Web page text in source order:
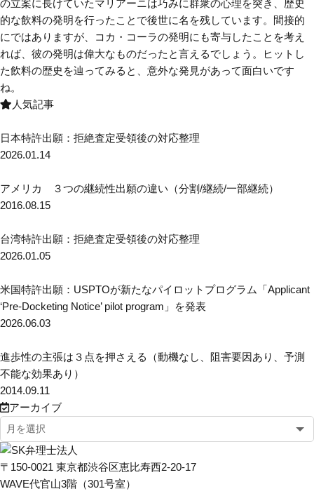
の立案に長けていたマリアーニは巧みに群衆の心理を突き、歴史
的な飲料の発明を行ったことで後世に名を残しています。間接的
にではありますが、コカ・コーラの発明にも寄与したことを考え
れば、彼の発明は偉大なものだったと言えるでしょう。ヒットし
た飲料の歴史を辿ってみると、意外な発見があって面白いです
ね。
人気記事
日本特許出願：拒絶査定受領後の対応整理
2026.01.14
アメリカ ３つの継続性出願の違い（分割/継続/一部継続）
2016.08.15
台湾特許出願：拒絶査定受領後の対応整理
2026.01.05
米国特許出願：USPTOが新たなパイロットプログラム「Applicant
‘Pre-Docketing Notice’ pilot program」を発表
2026.06.03
進歩性の主張は３点を押さえる（動機なし、阻害要因あり、予測
不能な効果あり）
2014.09.11
アーカイブ
〒150-0021 東京都渋谷区恵比寿西2-20-17
WAVE代官山3階（301号室）